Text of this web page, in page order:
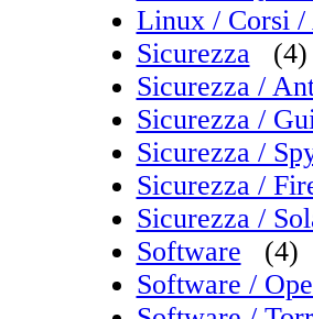
Linux / Corsi /
Sicurezza
(4)
Sicurezza /
Sicurezza /
Sicurezza /
Sicurezza /
Sicurezza /
Software
(4)
Software /